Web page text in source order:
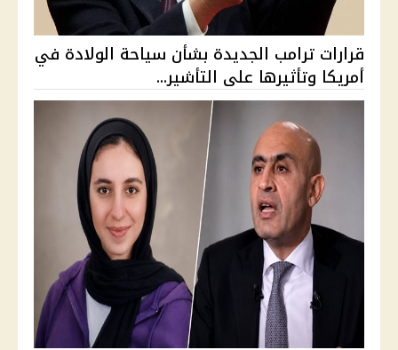
قرارات ترامب الجديدة بشأن سياحة الولادة في
أمريكا وتأثيرها على التأشير...